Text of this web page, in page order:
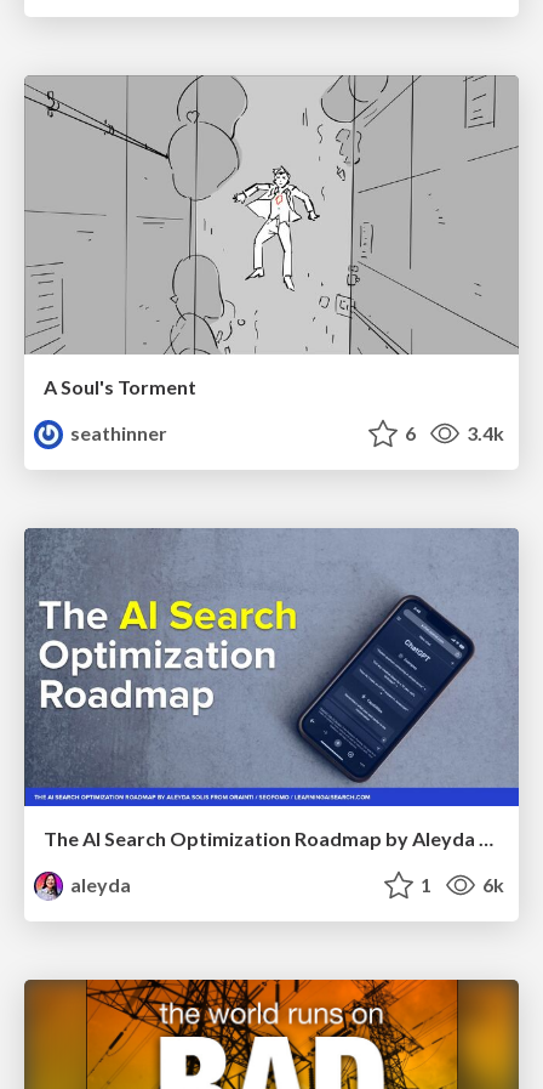
A Soul's Torment
seathinner
6 3.4k
The AI Search Optimization Roadmap by Aleyda Solis
aleyda
1 6k